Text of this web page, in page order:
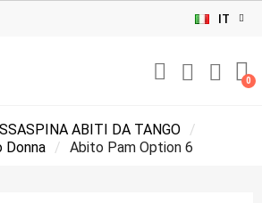
IT
ABITI DA TANGO
Donna
Abito Pam Option 6